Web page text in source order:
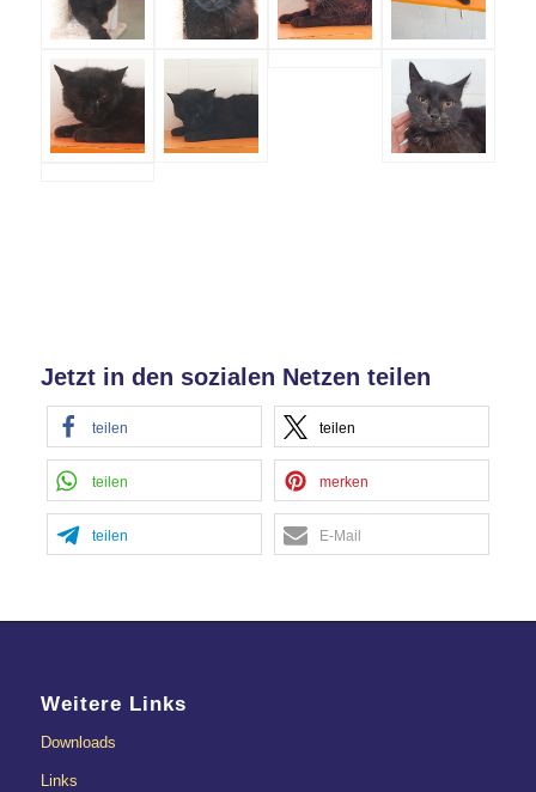
Jetzt in den sozialen Netzen teilen
teilen teilen
teilen merken
teilen E-Mail
Weitere Links
Downloads
Links